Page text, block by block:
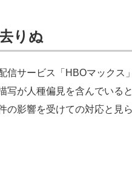
りぬ
信サービス「HBOマックス
写が人種偏見を含んでいる
の影響を受けての対応と見